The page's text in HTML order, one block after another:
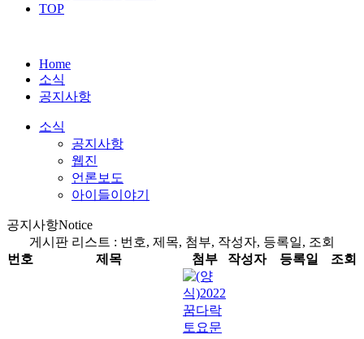
TOP
Home
소식
공지사항
소식
공지사항
웹진
언론보도
아이들이야기
공지사항Notice
게시판 리스트 : 번호, 제목, 첨부, 작성자, 등록일, 조회
번호
제목 첨부 작성자 등록일 조회